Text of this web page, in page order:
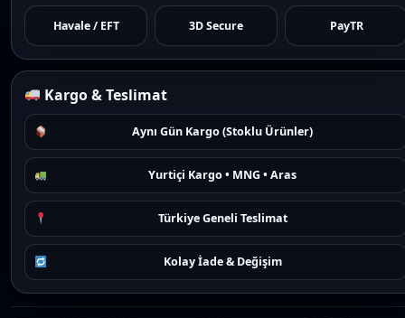
Havale / EFT 3D Secure PayTR
Kargo & Teslimat
Aynı Gün Kargo (Stoklu Ürünler)
Yurtiçi Kargo • MNG • Aras
Türkiye Geneli Teslimat
Kolay İade & Değişim